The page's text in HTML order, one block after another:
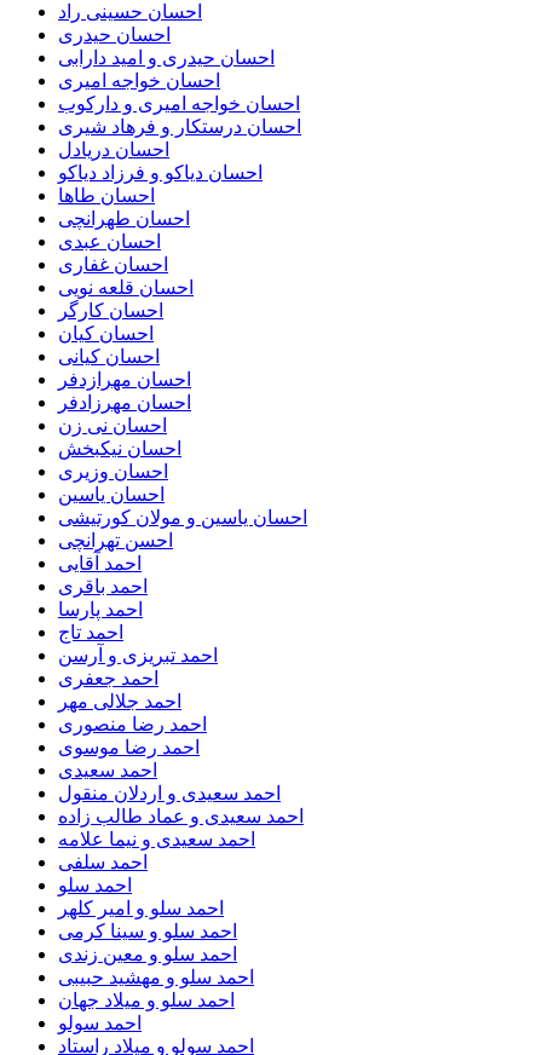
احسان حسینی راد
احسان حیدری
احسان حیدری و امید دارابی
احسان خواجه امیری
احسان خواجه امیری و دارکوب
احسان درستكار و فرهاد شيرى
احسان دریادل
احسان دیاکو و فرزاد دیاکو
احسان طاها
احسان طهرانچی
احسان عبدی
احسان غفاری
احسان قلعه نویی
احسان کارگر
احسان کیان
احسان کیانی
احسان مهرازدفر
احسان مهرزادفر
احسان نی زن
احسان نیکبخش
احسان وزیری
احسان یاسین
احسان یاسین و مولان کورتیشی
احسن تهرانچی
احمد آقایی
احمد باقری
احمد پارسا
احمد تاج
احمد تبریزی و آرسن
احمد جعفری
احمد جلالی مهر
احمد رضا منصوری
احمد رضا موسوی
احمد سعیدی
احمد سعیدی و اردلان منقول
احمد سعیدی و عماد طالب زاده
احمد سعیدی و نیما علامه
احمد سلفی
احمد سلو
احمد سلو و امیر کلهر
احمد سلو و سینا کرمی
احمد سلو و معین زندی
احمد سلو و مهشید حبیبی
احمد سلو و میلاد جهان
احمد سولو
احمد سولو و میلاد راستاد